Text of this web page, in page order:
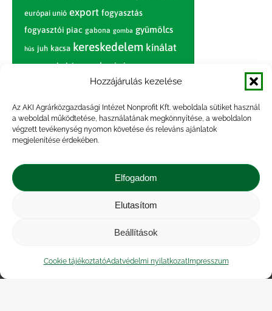
Hozzájárulás kezelése
Az AKI Agrárközgazdasági Intézet Nonprofit Kft. weboldala sütiket használ
a weboldal működtetése, használatának megkönnyítése, a weboldalon
végzett tevékenység nyomon követése és releváns ajánlatok
megjelenítése érdekében.
Elfogadom
Elutasítom
Beállítások
Cookie tájékoztatóAdatvédelmi nyilatkozatImpresszum
európai unió export fogyasztás
fogyasztói piac gabona gomba gyümölcs
hús juh kacsa kereskedelem kínálat
körte marhahús nagybani piac narancs
nemzetközi árinformációk
paradicsom piac piaci jelentés
pulyka pulykahús sertés sertéshús
szarvasmarha termelés
termelői
zöldség árak
átlagárértékesítési ár
Közérdekű adatok
| Adatvédelmi nyilatkozat
|